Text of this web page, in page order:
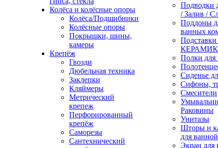
Колёса и колёсные опоры
Колёса/Подшибники
Колёсные опоры
Покрышки, шины,
камеры
Крепёж
Гвозди
Дюбельная техника
Заклепки
Кляймеры
Метрический
крепеж
Перфорированный
крепёж
Саморезы
Сантехнический
Подводки
/ Залив /
Поддоны
ванных
Полки для
Сиденье
Сифоны,
Смесители
Раковины
Унитазы
Шторы и
для ванной
Экран для